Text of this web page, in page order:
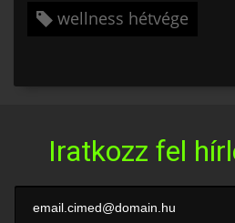
wellness hétvége
Iratkozz fel